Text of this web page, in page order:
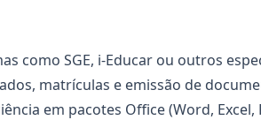
como SGE, i-Educar ou outros
matrículas e emissão de
em pacotes Office (Word, Excel,